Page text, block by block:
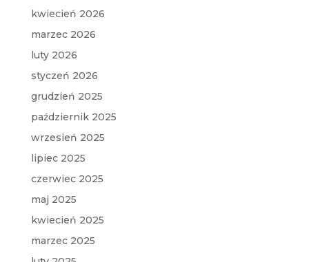
kwiecień 2026
marzec 2026
luty 2026
styczeń 2026
grudzień 2025
październik 2025
wrzesień 2025
lipiec 2025
czerwiec 2025
maj 2025
kwiecień 2025
marzec 2025